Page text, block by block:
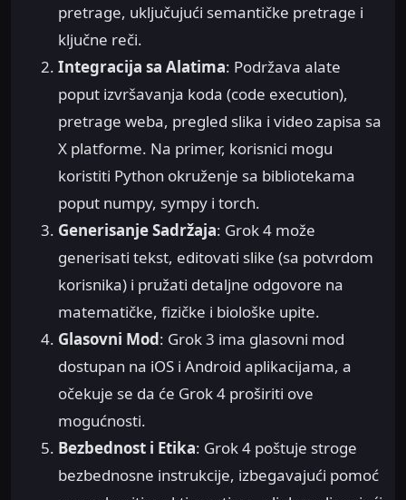
pretrage, uključujući semantičke pretrage i
ključne reči.
Integracija sa Alatima: Podržava alate
poput izvršavanja koda (code execution),
pretrage weba, pregled slika i video zapisa sa
X platforme. Na primer, korisnici mogu
koristiti Python okruženje sa bibliotekama
poput numpy, sympy i torch.
Generisanje Sadržaja: Grok 4 može
generisati tekst, editovati slike (sa potvrdom
korisnika) i pružati detaljne odgovore na
matematičke, fizičke i biološke upite.
Glasovni Mod: Grok 3 ima glasovni mod
dostupan na iOS i Android aplikacijama, a
očekuje se da će Grok 4 proširiti ove
mogućnosti.
Bezbednost i Etika: Grok 4 poštuje stroge
bezbednosne instrukcije, izbegavajući pomoć